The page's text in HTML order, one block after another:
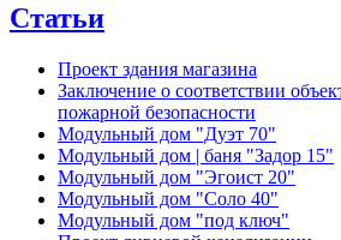
Статьи
Проект здания магазина
Заключение о соответствии
пожарной безопасности
Модульный дом "Дуэт 70"
Модульный дом | баня "Задор 15"
Модульный дом "Эгоист 20"
Модульный дом "Соло 40"
Модульный дом "под ключ"